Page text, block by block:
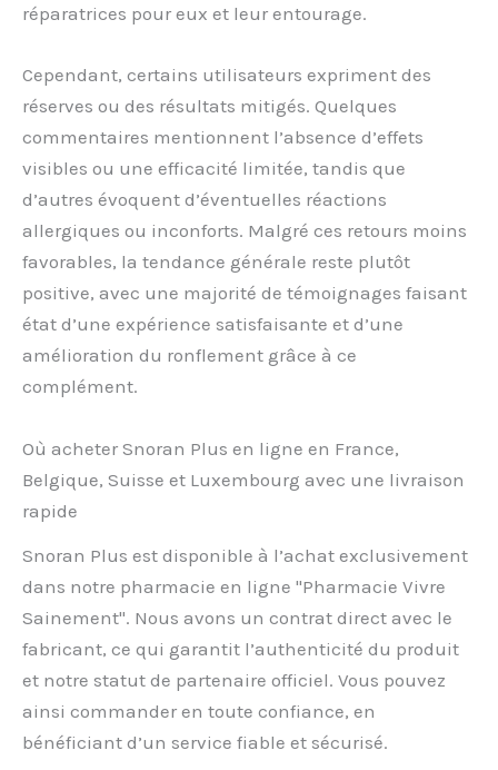
réparatrices pour eux et leur entourage.
Cependant, certains utilisateurs expriment des
réserves ou des résultats mitigés. Quelques
commentaires mentionnent l’absence d’effets
visibles ou une efficacité limitée, tandis que
d’autres évoquent d’éventuelles réactions
allergiques ou inconforts. Malgré ces retours moins
favorables, la tendance générale reste plutôt
positive, avec une majorité de témoignages faisant
état d’une expérience satisfaisante et d’une
amélioration du ronflement grâce à ce
complément.
Où acheter Snoran Plus en ligne en France,
Belgique, Suisse et Luxembourg avec une livraison
rapide
Snoran Plus est disponible à l’achat exclusivement
dans notre pharmacie en ligne "Pharmacie Vivre
Sainement". Nous avons un contrat direct avec le
fabricant, ce qui garantit l’authenticité du produit
et notre statut de partenaire officiel. Vous pouvez
ainsi commander en toute confiance, en
bénéficiant d’un service fiable et sécurisé.